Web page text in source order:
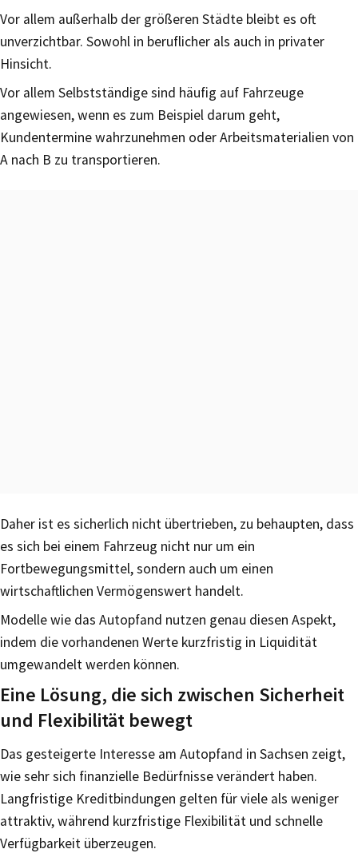
Vor allem außerhalb der größeren Städte bleibt es oft
unverzichtbar. Sowohl in beruflicher als auch in privater
Hinsicht.
Vor allem Selbstständige sind häufig auf Fahrzeuge
angewiesen, wenn es zum Beispiel darum geht,
Kundentermine wahrzunehmen oder Arbeitsmaterialien von
A nach B zu transportieren.
Daher ist es sicherlich nicht übertrieben, zu behaupten, dass
es sich bei einem Fahrzeug nicht nur um ein
Fortbewegungsmittel, sondern auch um einen
wirtschaftlichen Vermögenswert handelt.
Modelle wie das Autopfand nutzen genau diesen Aspekt,
indem die vorhandenen Werte kurzfristig in Liquidität
umgewandelt werden können.
Eine Lösung, die sich zwischen Sicherheit
und Flexibilität bewegt
Das gesteigerte Interesse am Autopfand in Sachsen zeigt,
wie sehr sich finanzielle Bedürfnisse verändert haben.
Langfristige Kreditbindungen gelten für viele als weniger
attraktiv, während kurzfristige Flexibilität und schnelle
Verfügbarkeit überzeugen.